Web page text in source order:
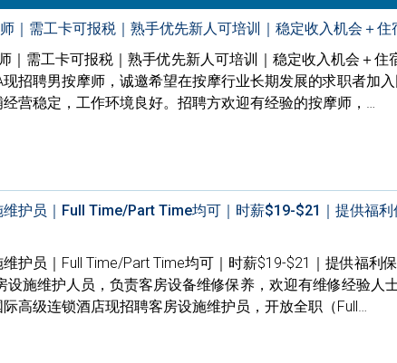
｜需工卡可报税｜熟手优先新人可培训｜稳定收入机会＋住
｜需工卡可报税｜熟手优先新人可培训｜稳定收入机会＋住
招聘男按摩师，诚邀希望在按摩行业长期发展的求职者加入
营稳定，工作环境良好。招聘方欢迎有经验的按摩师，…
护员｜Full Time/Part Time均可｜时薪$19-$21｜提供福利
护员｜Full Time/Part Time均可｜时薪$19-$21｜提供福利
施维护人员，负责客房设备维修保养，欢迎有维修经验人
高级连锁酒店现招聘客房设施维护员，开放全职（Full…